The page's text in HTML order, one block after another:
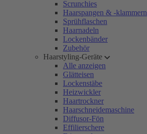
Scrunchies
Haarspangen & -klammern
Sprühflaschen
Haarnadeln
Lockenbänder
Zubehör
Haarstyling-Geräte
Alle anzeigen
Glätteisen
Lockenstäbe
Heizwickler
Haartrockner
Haarschneidemaschine
Diffusor-Fön
Effilierschere